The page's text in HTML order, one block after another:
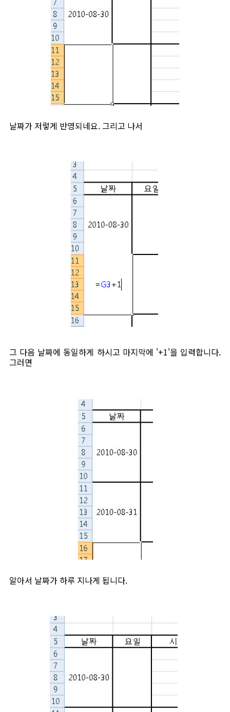
날짜가 저렇게 반영되네요. 그리고 나서
그 다음 날짜에 동일하게 하시고 마지막에 '+1'을 입력합니다.
그러면
알아서 날짜가 하루 지나게 됩니다.